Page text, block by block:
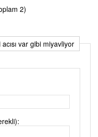
2)
var gibi miyavliyor